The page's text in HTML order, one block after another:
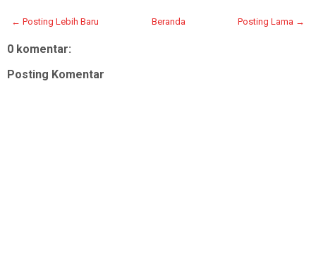
← Posting Lebih Baru Posting Lama →
Beranda
0 komentar:
Posting Komentar